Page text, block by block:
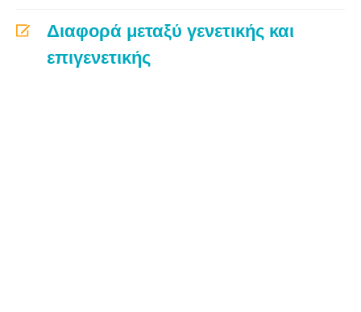
Διαφορά μεταξύ γενετικής και
επιγενετικής